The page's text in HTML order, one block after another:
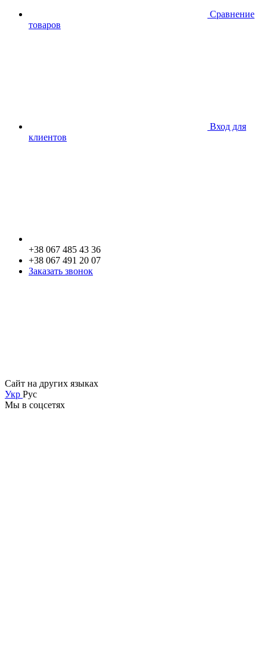
Сравнение
товаров
Вход для
клиентов
+38 067 485 43 36
+38 067 491 20 07
Заказать звонок
Сайт на других языках
Укр Рус
Мы в соцсетях